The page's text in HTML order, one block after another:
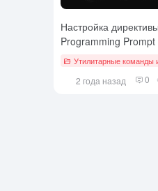
Настройка
Programming
для курсора
Утилитарные команды
2 года назад 0